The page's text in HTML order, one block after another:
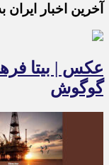
آخرین اخبار ایران
عکس | بیتا
گوگوش